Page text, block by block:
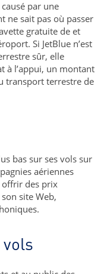
par une
ne sait pas où passer
gratuite de et
Si JetBlue n’est
sûr, elle
à l’appui, un montant
transport terrestre de
bas sur ses vols sur
aériennes
offrir des prix
site Web,